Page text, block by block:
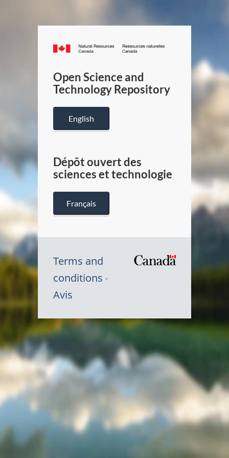
Canada.ca
/
Canada
Open Science and
Technology Repository
English
Dépôt ouvert des
sciences et technologie
Français
Terms and
conditions
Avis
Symbole
du